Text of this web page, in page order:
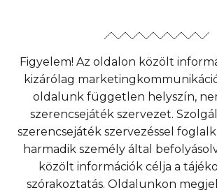
Figyelem! Az oldalon közölt
kizárólag
oldalunk független helyszín,
szerencsejáték szervezet.
szerencsejáték szervezéssel
harmadik személy által
közölt információk célja a
szórakoztatás. Oldalunkon